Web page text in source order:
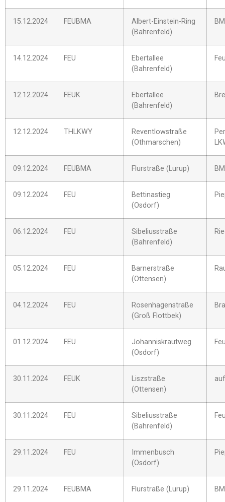
15.12.2024 FEUBMA
Albert-Einstein-Ring
(Bahrenfeld)
14.12.2024 FEU
Ebertallee
(Bahrenfeld)
12.12.2024 FEUK
Ebertallee
(Bahrenfeld)
12.12.2024 THLKWY
Reventlowstraße
(Othmarschen)
09.12.2024 FEUBMA Flurstraße (Lurup)
09.12.2024 FEU
Bettinastieg
(Osdorf)
06.12.2024 FEU
Sibeliusstraße
(Bahrenfeld)
05.12.2024 FEU
Barnerstraße
(Ottensen)
04.12.2024 FEU
Rosenhagenstraße
(Groß Flottbek)
01.12.2024 FEU
Johanniskrautweg
(Osdorf)
30.11.2024 FEUK
Liszstraße
(Ottensen)
30.11.2024 FEU
Sibeliusstraße
(Bahrenfeld)
29.11.2024 FEU
Immenbusch
(Osdorf)
29.11.2024 FEUBMA Flurstraße (Lurup)